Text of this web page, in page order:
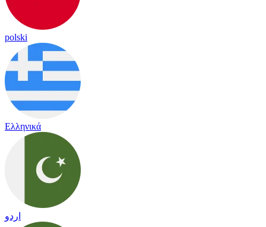
polski
Ελληνικά
اردو